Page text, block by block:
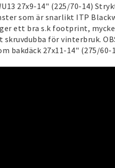
27x9-14" (225/70-14)
som är snarlikt ITP
ett bra s.k footprint,
för vinterbruk.
bakdäck 27x11-14" (275/